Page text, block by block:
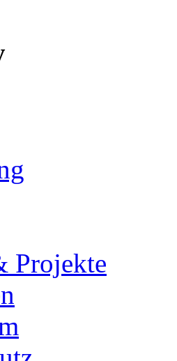
Projekte